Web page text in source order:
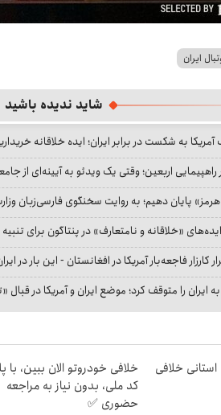
ایران
شاید ندیده باشید
آمریکا به شکست در برابر ایران؛ ایده خلاقانه
اربعین؛ وقتی یک ویدئو به آیینه‌ای از
پایان دهیم؛ به روایت سخنگوی فارسی‌زبان
«خلاقانه و نامتعارف» در پنتاگون برای
کارزار فاجعه‌بار آمریکا در افغانستان - این بار در
ایران را متوقف کرد؛ موضع ایران و آمریکا در
خلافی
خلافی خودروتو الان ببین، با
کد ملی، بدون نیاز به مراجعه
حضوری ✅